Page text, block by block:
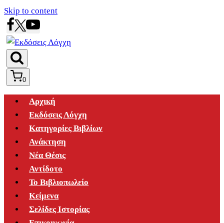
Skip to content
0
Αρχική
Εκδόσεις Λόγχη
Κατηγορίες Βιβλίων
Ανάκτηση
Νέα Θέσις
Αντίδοτο
Το Βιβλιοπωλείο
Κείμενα
Σελίδες Ιστορίας